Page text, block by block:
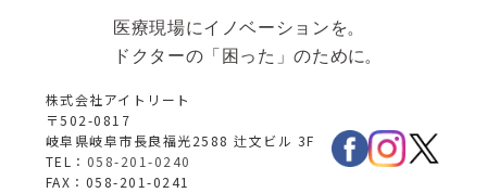
株式会社アイトリート
〒502-0817
岐阜県岐阜市長良福光2588 辻文ビル 3F
TEL： 058-201-0240
FAX：058-201-0241